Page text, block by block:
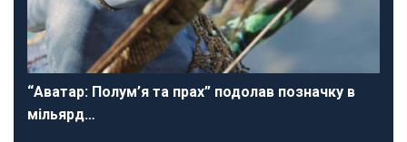
“Аватар: Полум’я та прах” подолав позначку в
мільярд…